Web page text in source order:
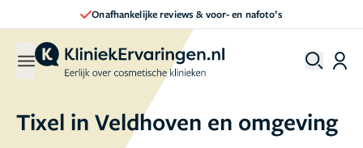
Onafhankelijke reviews & voor- en nafoto’s
Tixel in Veldhoven en omgeving